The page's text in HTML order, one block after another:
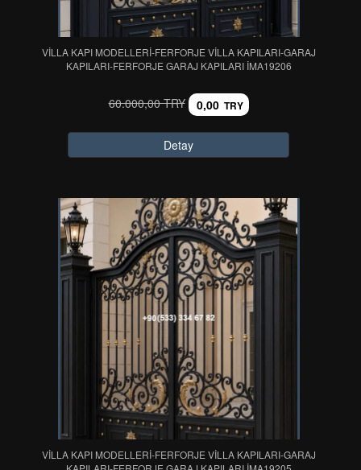
VİLLA KAPI MODELLERİ-FERFORJE VİLLA KAPILARI-GARAJ
KAPILARI-FERFORJE GARAJ KAPILARI IMA19206
60.000,00 TRY 0,00 TRY
Detay
VİLLA KAPI MODELLERİ-FERFORJE VİLLA KAPILARI-GARAJ